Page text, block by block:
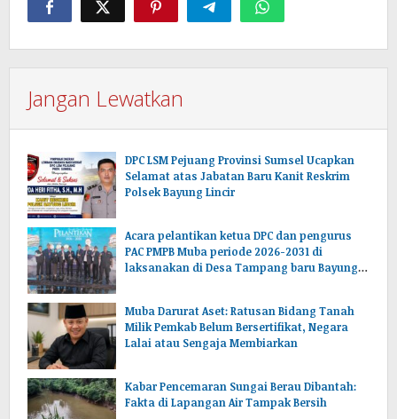
Jangan Lewatkan
DPC LSM Pejuang Provinsi Sumsel Ucapkan
Selamat atas Jabatan Baru Kanit Reskrim
Polsek Bayung Lincir
Acara pelantikan ketua DPC dan pengurus
PAC PMPB Muba periode 2026-2031 di
laksanakan di Desa Tampang baru Bayung
Muba Darurat Aset: Ratusan Bidang Tanah
Milik Pemkab Belum Bersertifikat, Negara
Lalai atau Sengaja Membiarkan
Kabar Pencemaran Sungai Berau Dibantah:
Fakta di Lapangan Air Tampak Bersih